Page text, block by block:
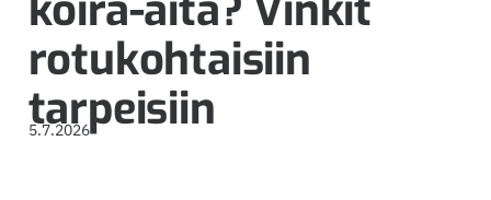
vuodesta
1974.
rotukohtaisiin
tarpeisiin
5.7.2026